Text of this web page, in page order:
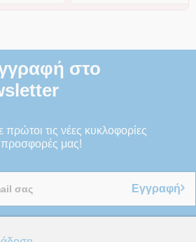
στο
πρώτοι τις νέες κυκλοφορίες
προσφορές μας!
Εγγραφή